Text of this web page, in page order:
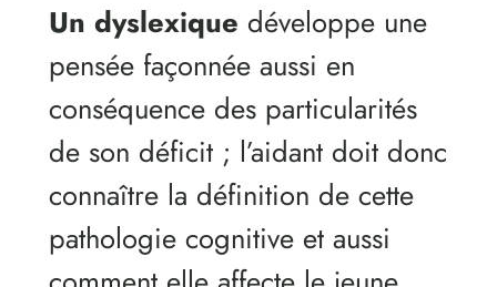
Un dyslexique développe une
pensée façonnée aussi en
conséquence des particularités
de son déficit ; l’aidant doit donc
connaître la définition de cette
pathologie cognitive et aussi